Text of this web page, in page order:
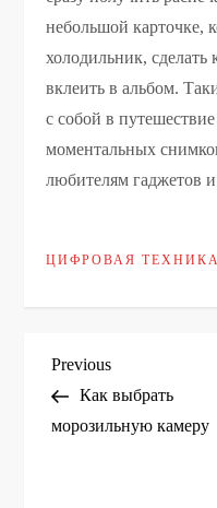
небольшой карточке,
холодильник,
вклеить в альбом.
с собой в
моментальных
любителям гаджетов
ЦИФРОВАЯ ТЕХНИКА
Н
а
Previous
Post
Previous
Как выбрать
морозильную камеру